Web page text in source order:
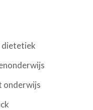
dietetiek
onderwijs